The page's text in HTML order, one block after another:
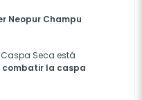
Neopur Champu
Caspa Seca está
combatir la caspa